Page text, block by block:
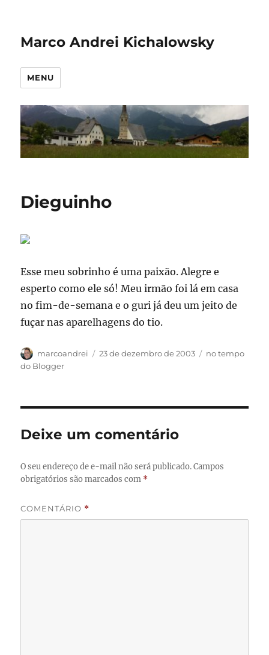
Marco Andrei Kichalowsky
MENU
Dieguinho
Esse meu sobrinho é uma paixão. Alegre e
esperto como ele só! Meu irmão foi lá em casa
no fim-de-semana e o guri já deu um jeito de
fuçar nas aparelhagens do tio.
Autor
marcoandrei
Publicado
23 de dezembro de 2003 Categorias
no tempo
do Blogger
Deixe um comentário
O seu endereço de e-mail não será publicado. Campos
obrigatórios são marcados com *
COMENTÁRIO *